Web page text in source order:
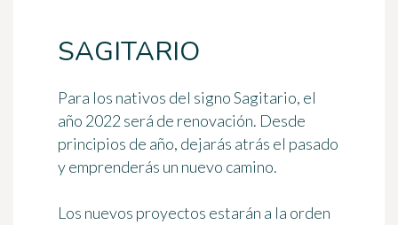
SAGITARIO
Para los nativos del signo Sagitario, el
año 2022 será de renovación. Desde
principios de año, dejarás atrás el pasado
y emprenderás un nuevo camino.
Los nuevos proyectos estarán a la orden